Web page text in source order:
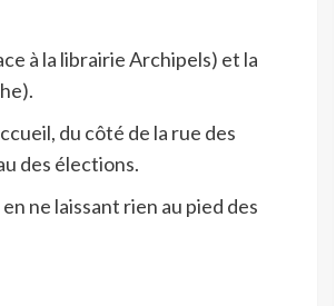
à la librairie Archipels) et la
du côté de la rue des
des élections.
ne laissant rien au pied des